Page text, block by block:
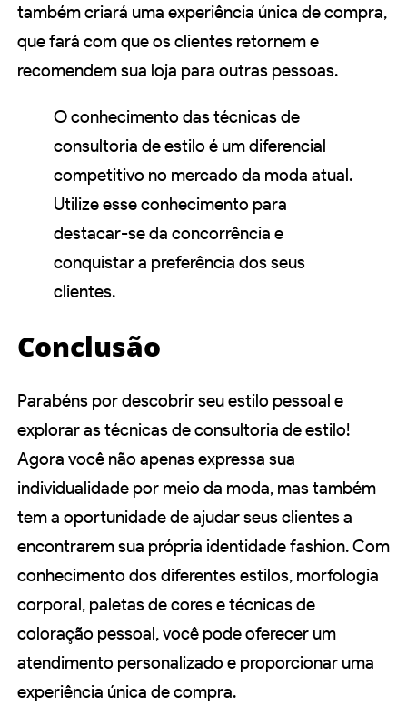
também criará uma experiência única de compra,
que fará com que os clientes retornem e
recomendem sua loja para outras pessoas.
O conhecimento das técnicas de
consultoria de estilo é um diferencial
competitivo no mercado da moda atual.
Utilize esse conhecimento para
destacar-se da concorrência e
conquistar a preferência dos seus
clientes.
Conclusão
Parabéns por descobrir seu estilo pessoal e
explorar as técnicas de consultoria de estilo!
Agora você não apenas expressa sua
individualidade por meio da moda, mas também
tem a oportunidade de ajudar seus clientes a
encontrarem sua própria identidade fashion. Com
conhecimento dos diferentes estilos, morfologia
corporal, paletas de cores e técnicas de
coloração pessoal, você pode oferecer um
atendimento personalizado e proporcionar uma
experiência única de compra.